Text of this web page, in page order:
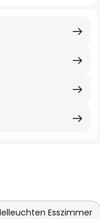
Esszimmer